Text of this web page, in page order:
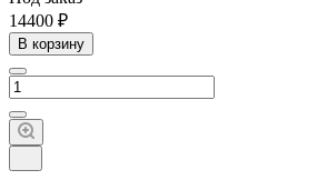
14400 ₽
В корзину